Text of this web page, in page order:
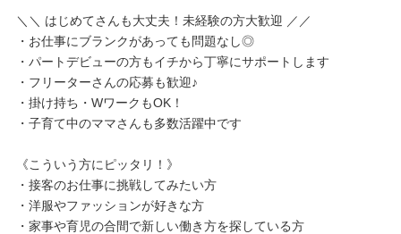
＼＼ はじめてさんも大丈夫！未経験の方大歓迎 ／／
・お仕事にブランクがあっても問題なし◎
・パートデビューの方もイチから丁寧にサポートします
・フリーターさんの応募も歓迎♪
・掛け持ち・WワークもOK！
・子育て中のママさんも多数活躍中です
《こういう方にピッタリ！》
・接客のお仕事に挑戦してみたい方
・洋服やファッションが好きな方
・家事や育児の合間で新しい働き方を探している方